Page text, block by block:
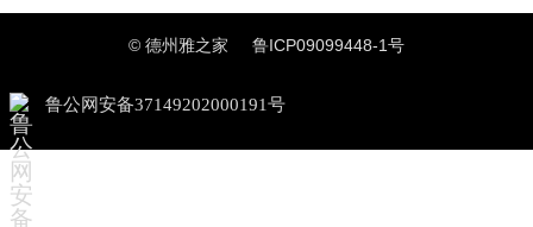
© 德州雅之家 鲁ICP09099448-1号
鲁公网安备37149202000191号